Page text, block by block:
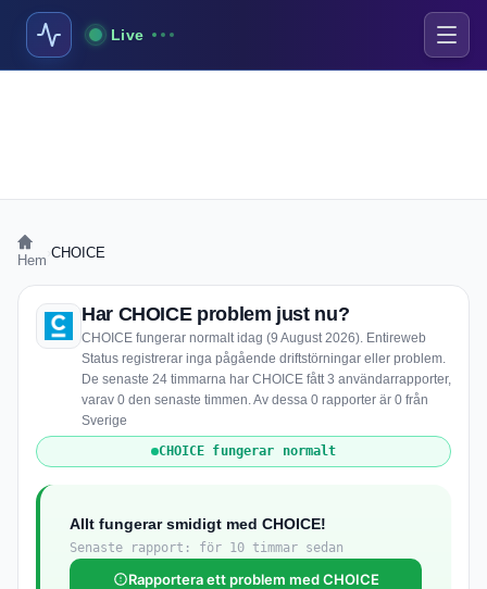
Live
Hem CHOICE
Har CHOICE problem just nu?
CHOICE fungerar normalt idag (9 August 2026). Entireweb
Status registrerar inga pågående driftstörningar eller problem.
De senaste 24 timmarna har CHOICE fått 3 användarrapporter,
varav 0 den senaste timmen. Av dessa 0 rapporter är 0 från
Sverige
CHOICE fungerar normalt
Allt fungerar smidigt med CHOICE!
Senaste rapport: för 10 timmar sedan
Rapportera ett problem med CHOICE